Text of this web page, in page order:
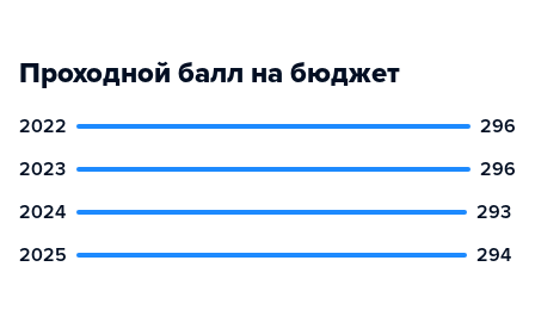
Проходной балл на бюджет
2022
296
2023
296
2024
293
2025
294